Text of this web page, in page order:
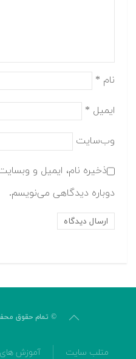
نام *
ایمیل *
وب‌سایت
ذخیره نام، ایمیل و
دوباره دیدگاهی می‌نویسم.
© تمام حقوق
متلب سایت آموزش